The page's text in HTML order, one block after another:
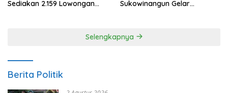
Sediakan 2.159 Lowongan
Sukowinangun Gelar
Selengkapnya
Berita Politik